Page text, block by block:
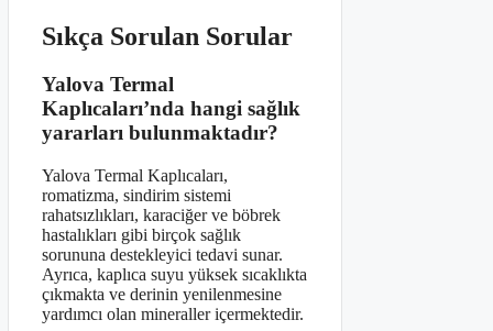
Sıkça Sorulan Sorular
Yalova Termal
Kaplıcaları’nda hangi sağlık
yararları bulunmaktadır?
Yalova Termal Kaplıcaları,
romatizma, sindirim sistemi
rahatsızlıkları, karaciğer ve böbrek
hastalıkları gibi birçok sağlık
sorununa destekleyici tedavi sunar.
Ayrıca, kaplıca suyu yüksek sıcaklıkta
çıkmakta ve derinin yenilenmesine
yardımcı olan mineraller içermektedir.